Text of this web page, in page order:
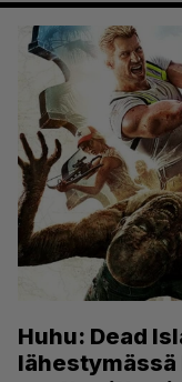
Huhu: Dead
lähestymässä